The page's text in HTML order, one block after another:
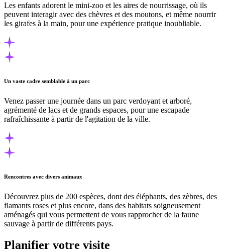
Les enfants adorent le mini-zoo et les aires de nourrissage, où ils
peuvent interagir avec des chèvres et des moutons, et même nourrir
les girafes à la main, pour une expérience pratique inoubliable.
Un vaste cadre semblable à un parc
Venez passer une journée dans un parc verdoyant et arboré,
agrémenté de lacs et de grands espaces, pour une escapade
rafraîchissante à partir de l'agitation de la ville.
Rencontres avec divers animaux
Découvrez plus de 200 espèces, dont des éléphants, des zèbres, des
flamants roses et plus encore, dans des habitats soigneusement
aménagés qui vous permettent de vous rapprocher de la faune
sauvage à partir de différents pays.
Planifier votre visite